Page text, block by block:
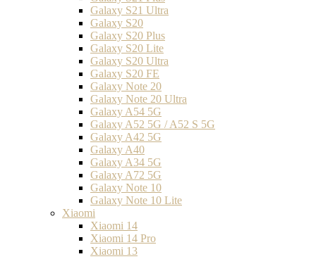
Galaxy S21 Ultra
Galaxy S20
Galaxy S20 Plus
Galaxy S20 Lite
Galaxy S20 Ultra
Galaxy S20 FE
Galaxy Note 20
Galaxy Note 20 Ultra
Galaxy A54 5G
Galaxy A52 5G / A52 S 5G
Galaxy A42 5G
Galaxy A40
Galaxy A34 5G
Galaxy A72 5G
Galaxy Note 10
Galaxy Note 10 Lite
Xiaomi
Xiaomi 14
Xiaomi 14 Pro
Xiaomi 13